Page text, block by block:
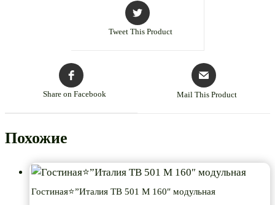
Tweet This Product
Share on Facebook Mail This Product
Похожие
Гостиная⭐”Италия ТВ 501 М 160″ модульная